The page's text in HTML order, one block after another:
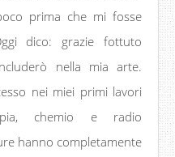
prima che mi fosse
dico: grazie fottuto
nella mia arte.
nei miei primi lavori
chemio e radio
hanno completamente